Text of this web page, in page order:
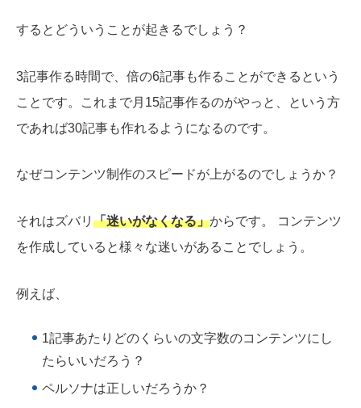
するとどういうことが起きるでしょう？
3記事作る時間で、倍の6記事も作ることができるという
ことです。これまで月15記事作るのがやっと、という方
であれば30記事も作れるようになるのです。
なぜコンテンツ制作のスピードが上がるのでしょうか？
それはズバリ 「迷いがなくなる」からです。 コンテンツ
を作成していると様々な迷いがあることでしょう。
例えば、
1記事あたりどのくらいの文字数のコンテンツにし
たらいいだろう？
ペルソナは正しいだろうか？